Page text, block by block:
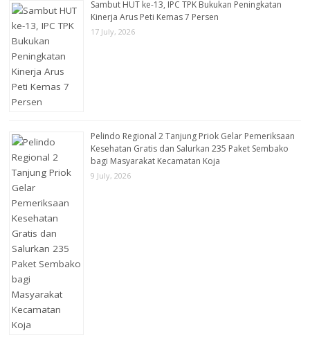
Sambut HUT ke-13, IPC TPK Bukukan Peningkatan
Kinerja Arus Peti Kemas 7 Persen
17 July, 2026
Pelindo Regional 2 Tanjung Priok Gelar Pemeriksaan
Kesehatan Gratis dan Salurkan 235 Paket Sembako
bagi Masyarakat Kecamatan Koja
9 July, 2026